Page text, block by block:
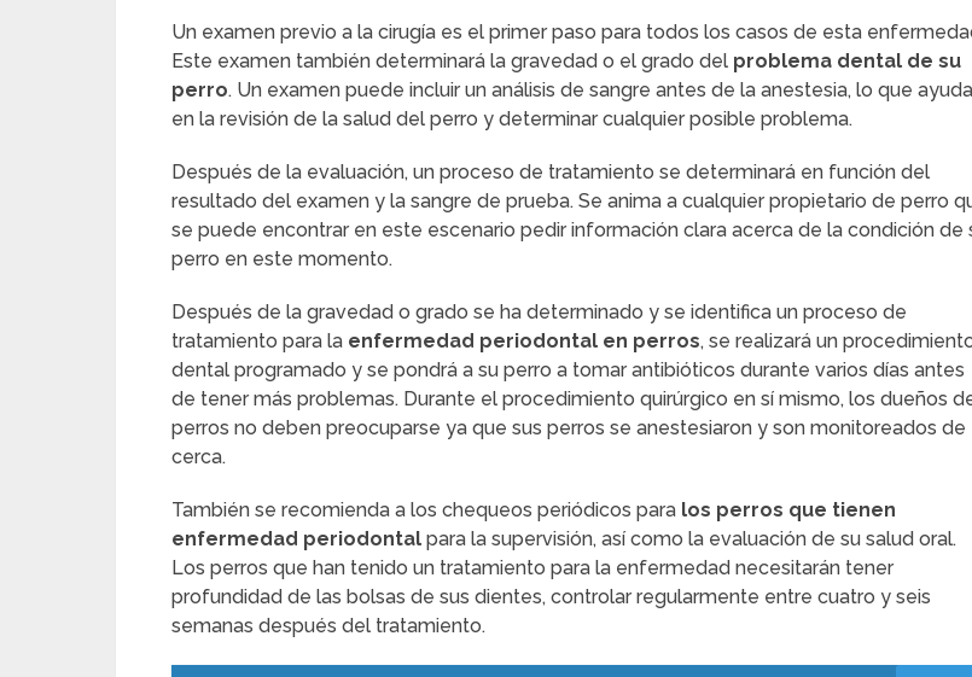
Un examen previo a la cirugía es el primer paso para todos los casos de esta
Este examen también determinará la gravedad o el grado del problema dental de su
perro. Un examen puede incluir un análisis de sangre antes de la anestesia, lo que ayuda
en la revisión de la salud del perro y determinar cualquier posible problema.
Después de la evaluación, un proceso de tratamiento se determinará en función del
resultado del examen y la sangre de prueba. Se anima a cualquier propietario de perro
se puede encontrar en este escenario pedir información clara acerca de la condición de
perro en este momento.
Después de la gravedad o grado se ha determinado y se identifica un proceso de
tratamiento para la enfermedad periodontal en perros, se realizará un
dental programado y se pondrá a su perro a tomar antibióticos durante varios días antes
de tener más problemas. Durante el procedimiento quirúrgico en sí mismo, los dueños
perros no deben preocuparse ya que sus perros se anestesiaron y son monitoreados de
cerca.
También se recomienda a los chequeos periódicos para los perros que tienen
enfermedad periodontal para la supervisión, así como la evaluación de su salud oral.
Los perros que han tenido un tratamiento para la enfermedad necesitarán tener
profundidad de las bolsas de sus dientes, controlar regularmente entre cuatro y seis
semanas después del tratamiento.